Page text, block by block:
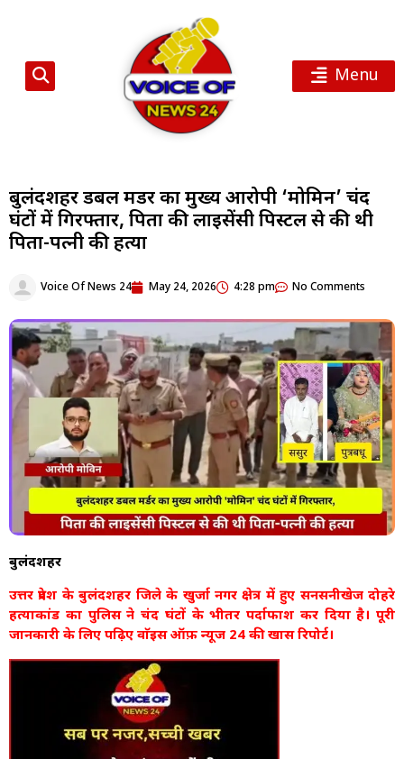
Menu
बुलंदशहर डबल मर्डर का मुख्य आरोपी ‘मोमिन’ चंद
घंटों में गिरफ्तार, पिता की लाइसेंसी पिस्टल से की थी
पिता-पत्नी की हत्या
Voice Of News 24 May 24, 2026 4:28 pm No Comments
बुलंदशहर
उत्तर प्रदेश के बुलंदशहर जिले के खुर्जा नगर क्षेत्र में हुए सनसनीखेज दोहरे
हत्याकांड का पुलिस ने चंद घंटों के भीतर पर्दाफाश कर दिया है। पूरी
जानकारी के लिए पढ़िए वाॅइस ऑफ़ न्यूज 24 की खास रिपोर्ट।